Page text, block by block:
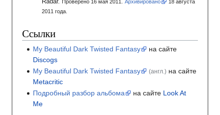
Radar. Проверено 16 мая 2011. Архивировано 18 августа
2011 года.
Ссылки
My Beautiful Dark Twisted Fantasy
на сайте
Discogs
My Beautiful Dark Twisted Fantasy
(англ.) на сайте
Metacritic
Подробный разбор альбома
на сайте Look At
Me